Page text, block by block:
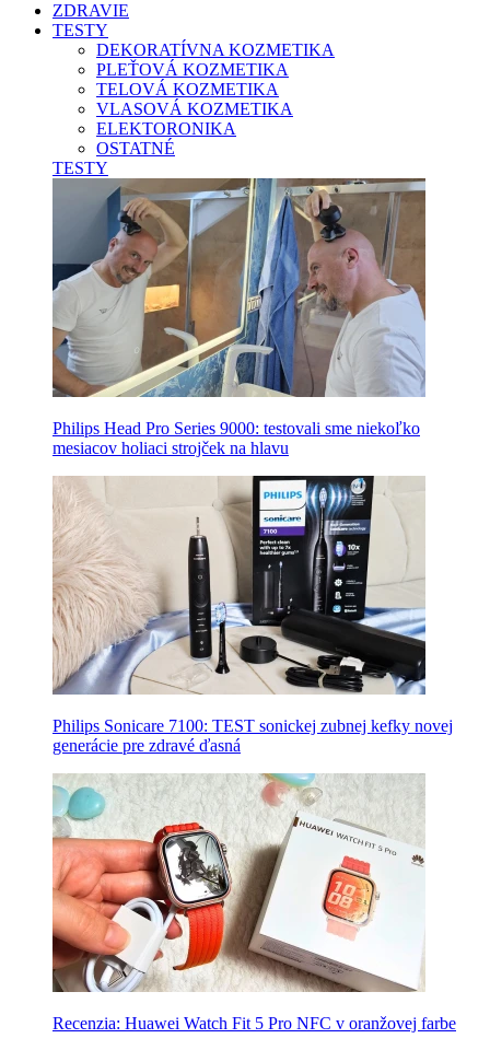
ZDRAVIE
TESTY
DEKORATÍVNA KOZMETIKA
PLEŤOVÁ KOZMETIKA
TELOVÁ KOZMETIKA
VLASOVÁ KOZMETIKA
ELEKTORONIKA
OSTATNÉ
TESTY
Philips Head Pro Series 9000: testovali sme niekoľko
mesiacov holiaci strojček na hlavu
Philips Sonicare 7100: TEST sonickej zubnej kefky novej
generácie pre zdravé ďasná
Recenzia: Huawei Watch Fit 5 Pro NFC v oranžovej farbe